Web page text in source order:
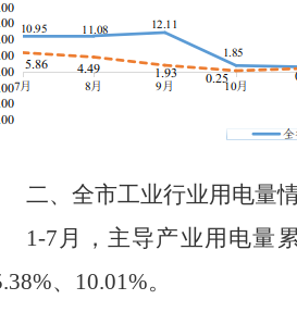
二、 全市工业行业用电量
1-7 月，主导产业用电量
、 10.01%。